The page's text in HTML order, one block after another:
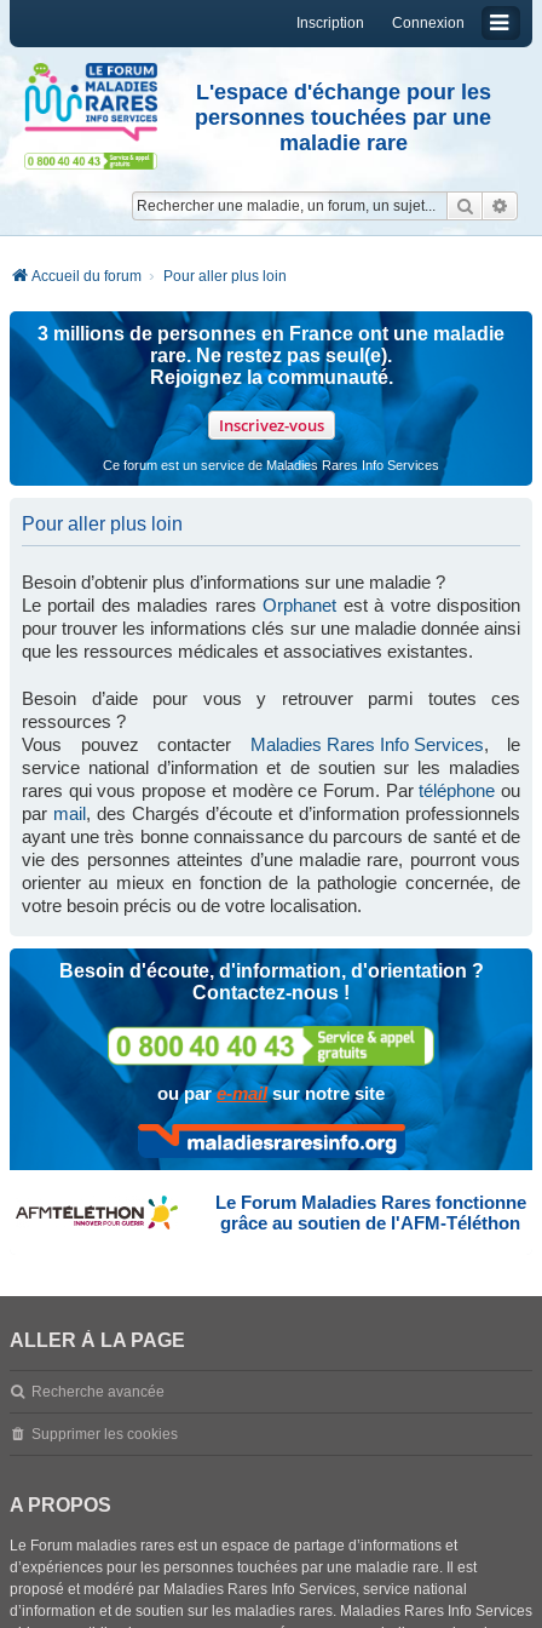
Connexion
Inscription
L'espace d'échange pour les
personnes touchées par une
maladie rare
Accueil du forum Pour aller plus loin
3 millions de personnes en France ont une maladie
rare. Ne restez pas seul(e).
Rejoignez la communauté.
Inscrivez-vous
Ce forum est un service de Maladies Rares Info Services
Pour aller plus loin
Besoin d’obtenir plus d’informations sur une maladie ?
Le portail des maladies raresOrphanet est à votre disposition
pour trouver les informations clés sur une maladie donnée ainsi
que les ressources médicales et associatives existantes.
Besoin d’aide pour vous y retrouver parmi toutes ces
ressources ?
Vous pouvez contacter Maladies Rares Info Services, le
service national d’information et de soutien sur les maladies
rares qui vous propose et modère ce Forum. Partéléphone ou
par mail, des Chargés d’écoute et d’information professionnels
ayant une très bonne connaissance du parcours de santé et de
vie des personnes atteintes d’une maladie rare, pourront vous
orienter au mieux en fonction de la pathologie concernée, de
votre besoin précis ou de votre localisation.
Besoin d'écoute, d'information, d'orientation ?
Contactez-nous !
ou pare-mailsur notre site
Le Forum Maladies Rares fonctionne
grâce au soutien de l'AFM-Téléthon
ALLER À LA PAGE
Recherche avancée
Supprimer les cookies
A PROPOS
Le Forum maladies rares est un espace de partage d’informations et
d’expériences pour les personnes touchées par une maladie rare. Il est
proposé et modéré par Maladies Rares Info Services, service national
d’information et de soutien sur les maladies rares. Maladies Rares Info Services